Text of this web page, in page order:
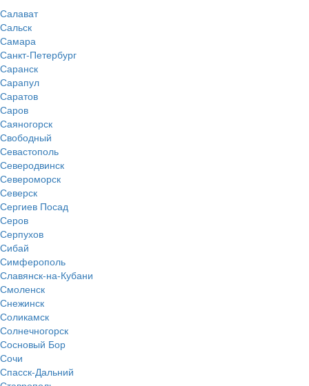
Салават
Сальск
Самара
Санкт-Петербург
Саранск
Сарапул
Саратов
Саров
Саяногорск
Свободный
Севастополь
Северодвинск
Североморск
Северск
Сергиев Посад
Серов
Серпухов
Сибай
Симферополь
Славянск-на-Кубани
Смоленск
Снежинск
Соликамск
Солнечногорск
Сосновый Бор
Сочи
Спасск-Дальний